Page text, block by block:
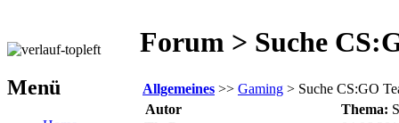
Menü
Forum > Suche
Allgemeines >> Gaming > Suche CS:GO
Autor
Thema: